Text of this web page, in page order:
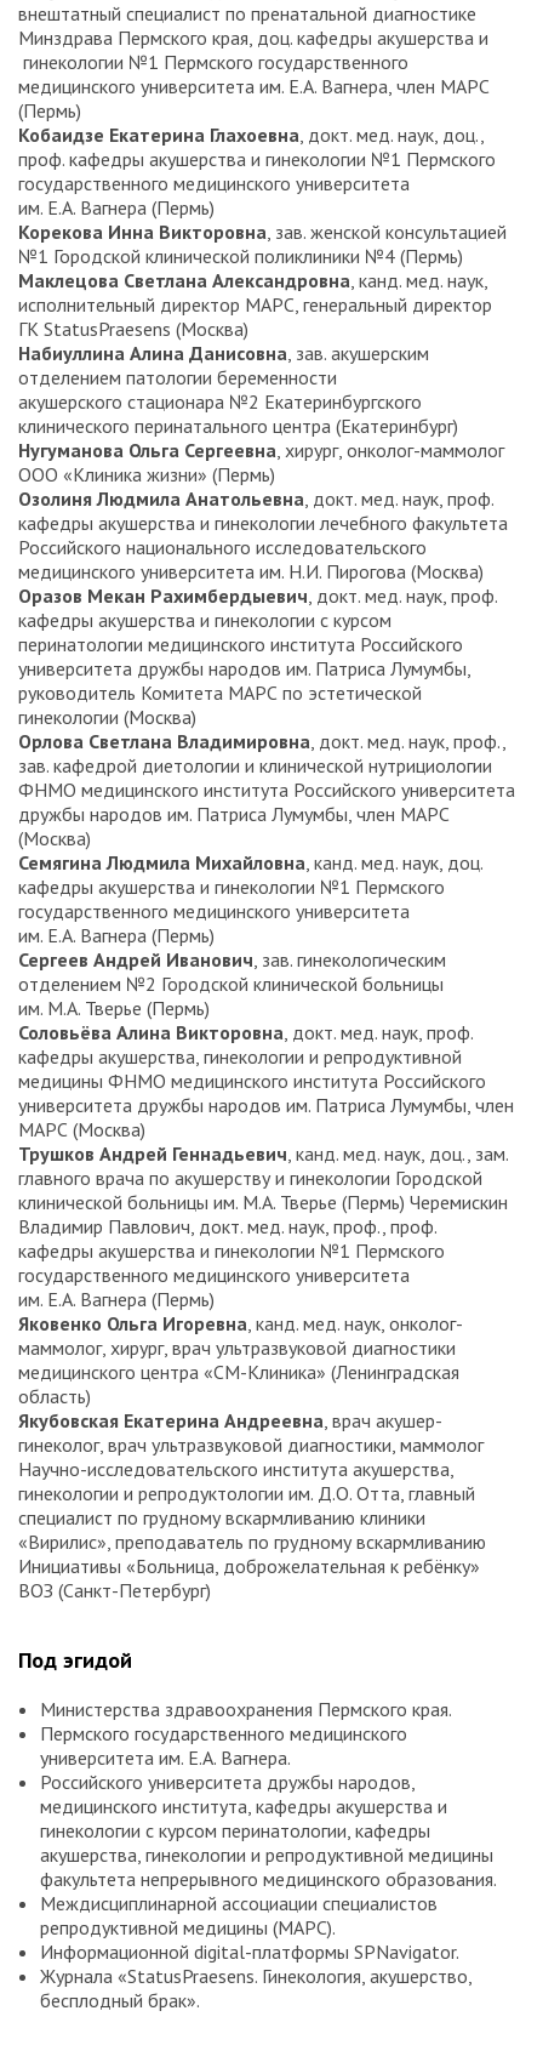
внештатный специалист по пренатальной диагностике
Минздрава Пермского края, доц. кафедры акушерства и
гинекологии №1 Пермского государственного
медицинского университета им. Е.А. Вагнера, член МАРС
(Пермь)
Кобаидзе Екатерина Глахоевна, докт. мед. наук, доц.,
проф. кафедры акушерства и гинекологии №1 Пермского
государственного медицинского университета
им. Е.А. Вагнера (Пермь)
Корекова Инна Викторовна, зав. женской консультацией
№1 Городской клинической поликлиники №4 (Пермь)
Маклецова Светлана Александровна, канд. мед. наук,
исполнительный директор МАРС, генеральный директор
ГК StatusPraesens (Москва)
Набиуллина Алина Данисовна, зав. акушерским
отделением патологии беременности
акушерского стационара №2 Екатеринбургского
клинического перинатального центра (Екатеринбург)
Нугуманова Ольга Сергеевна, хирург, онколог-маммолог
ООО «Клиника жизни» (Пермь)
Озолиня Людмила Анатольевна, докт. мед. наук, проф.
кафедры акушерства и гинекологии лечебного факультета
Российского национального исследовательского
медицинского университета им. Н.И. Пирогова (Москва)
Оразов Мекан Рахимбердыевич, докт. мед. наук, проф.
кафедры акушерства и гинекологии с курсом
перинатологии медицинского института Российского
университета дружбы народов им. Патриса Лумумбы,
руководитель Комитета МАРС по эстетической
гинекологии (Москва)
Орлова Светлана Владимировна, докт. мед. наук, проф.,
зав. кафедрой диетологии и клинической нутрициологии
ФНМО медицинского института Российского университета
дружбы народов им. Патриса Лумумбы, член МАРС
(Москва)
Семягина Людмила Михайловна, канд. мед. наук, доц.
кафедры акушерства и гинекологии №1 Пермского
государственного медицинского университета
им. Е.А. Вагнера (Пермь)
Сергеев Андрей Иванович, зав. гинекологическим
отделением №2 Городской клинической больницы
им. М.А. Тверье (Пермь)
Соловьёва Алина Викторовна, докт. мед. наук, проф.
кафедры акушерства, гинекологии и репродуктивной
медицины ФНМО медицинского института Российского
университета дружбы народов им. Патриса Лумумбы, член
МАРС (Москва)
Трушков Андрей Геннадьевич, канд. мед. наук, доц., зам.
главного врача по акушерству и гинекологии Городской
клинической больницы им. М.А. Тверье (Пермь) Черемискин
Владимир Павлович, докт. мед. наук, проф., проф.
кафедры акушерства и гинекологии №1 Пермского
государственного медицинского университета
им. Е.А. Вагнера (Пермь)
Яковенко Ольга Игоревна, канд. мед. наук, онколог-
маммолог, хирург, врач ультразвуковой диагностики
медицинского центра «СМ-Клиника» (Ленинградская
область)
Якубовская Екатерина Андреевна, врач акушер-
гинеколог, врач ультразвуковой диагностики, маммолог
Научно-исследовательского института акушерства,
гинекологии и репродуктологии им. Д.О. Отта, главный
специалист по грудному вскармливанию клиники
«Вирилис», преподаватель по грудному вскармливанию
Инициативы «Больница, доброжелательная к ребёнку»
ВОЗ (Санкт-Петербург)
Под эгидой
Министерства здравоохранения Пермского края.
Пермского государственного медицинского
университета им. Е.А. Вагнера.
Российского университета дружбы народов,
медицинского института, кафедры акушерства и
гинекологии с курсом перинатологии, кафедры
акушерства, гинекологии и репродуктивной медицины
факультета непрерывного медицинского образования.
Междисциплинарной ассоциации специалистов
репродуктивной медицины (МАРС).
Информационной digital-платформы SPNavigator.
Журнала «StatusPraesens. Гинекология, акушерство,
бесплодный брак».